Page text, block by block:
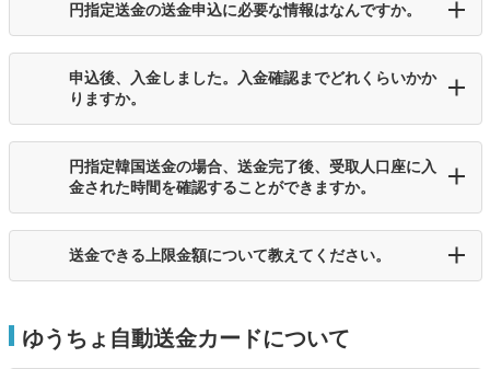
円指定送金の送金申込に必要な情報はなんですか。
申込後、入金しました。入金確認までどれくらいかか
りますか。
円指定韓国送金の場合、送金完了後、受取人口座に入
金された時間を確認することができますか。
送金できる上限金額について教えてください。
ゆうちょ自動送金カードについて